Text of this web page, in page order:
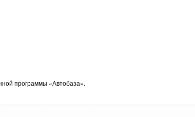
программы «Автобаза».